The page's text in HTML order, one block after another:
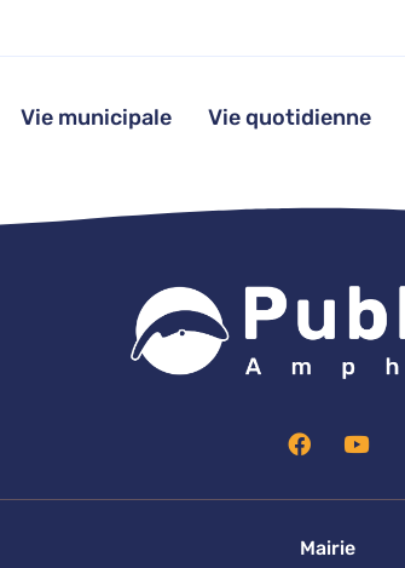
Vie municipale Vie quotidienne
F
a
e
o
Y
o
t
b
Mairie